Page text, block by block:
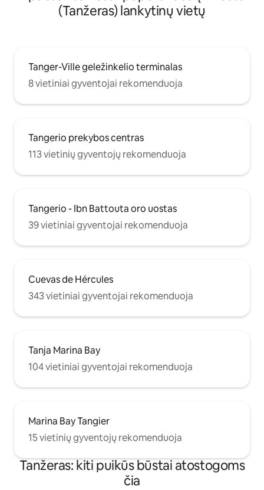
(Tanžeras) lankytinų vietų
Tanger-Ville geležinkelio terminalas
8 vietiniai gyventojai rekomenduoja
Tangerio prekybos centras
113 vietinių gyventojų rekomenduoja
Tangerio - Ibn Battouta oro uostas
39 vietiniai gyventojai rekomenduoja
Cuevas de Hércules
343 vietiniai gyventojai rekomenduoja
Tanja Marina Bay
104 vietiniai gyventojai rekomenduoja
Marina Bay Tangier
15 vietinių gyventojų rekomenduoja
Tanžeras: kiti puikūs būstai atostogoms
čia